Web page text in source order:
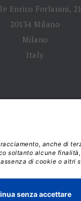
Enrico Forlanini, 21
20134 Milano
Milano
Italy
| C.F. 01107460337
dpo@lswr.it
Milano (MI)